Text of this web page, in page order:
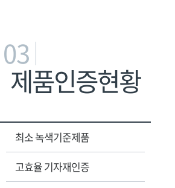
03
제품인증현황
최소 녹색기준제품
고효율 기자재인증